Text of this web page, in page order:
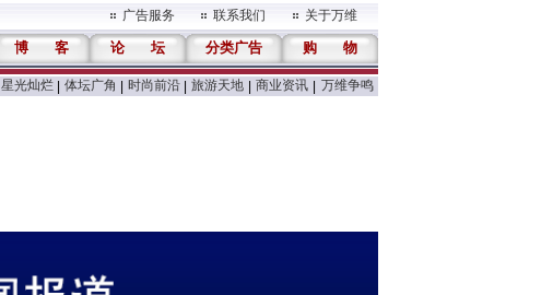
广告服务 联系我们 关于万维
博 客 论 坛 分类广告 购 物
星光灿烂 体坛广角 时尚前沿 旅游天地 商业资讯 万维争鸣